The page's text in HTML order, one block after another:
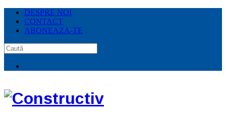
DESPRE NOI
CONTACT
ABONEAZA-TE